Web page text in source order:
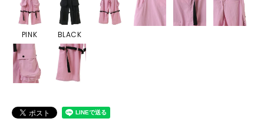
PINK BLACK